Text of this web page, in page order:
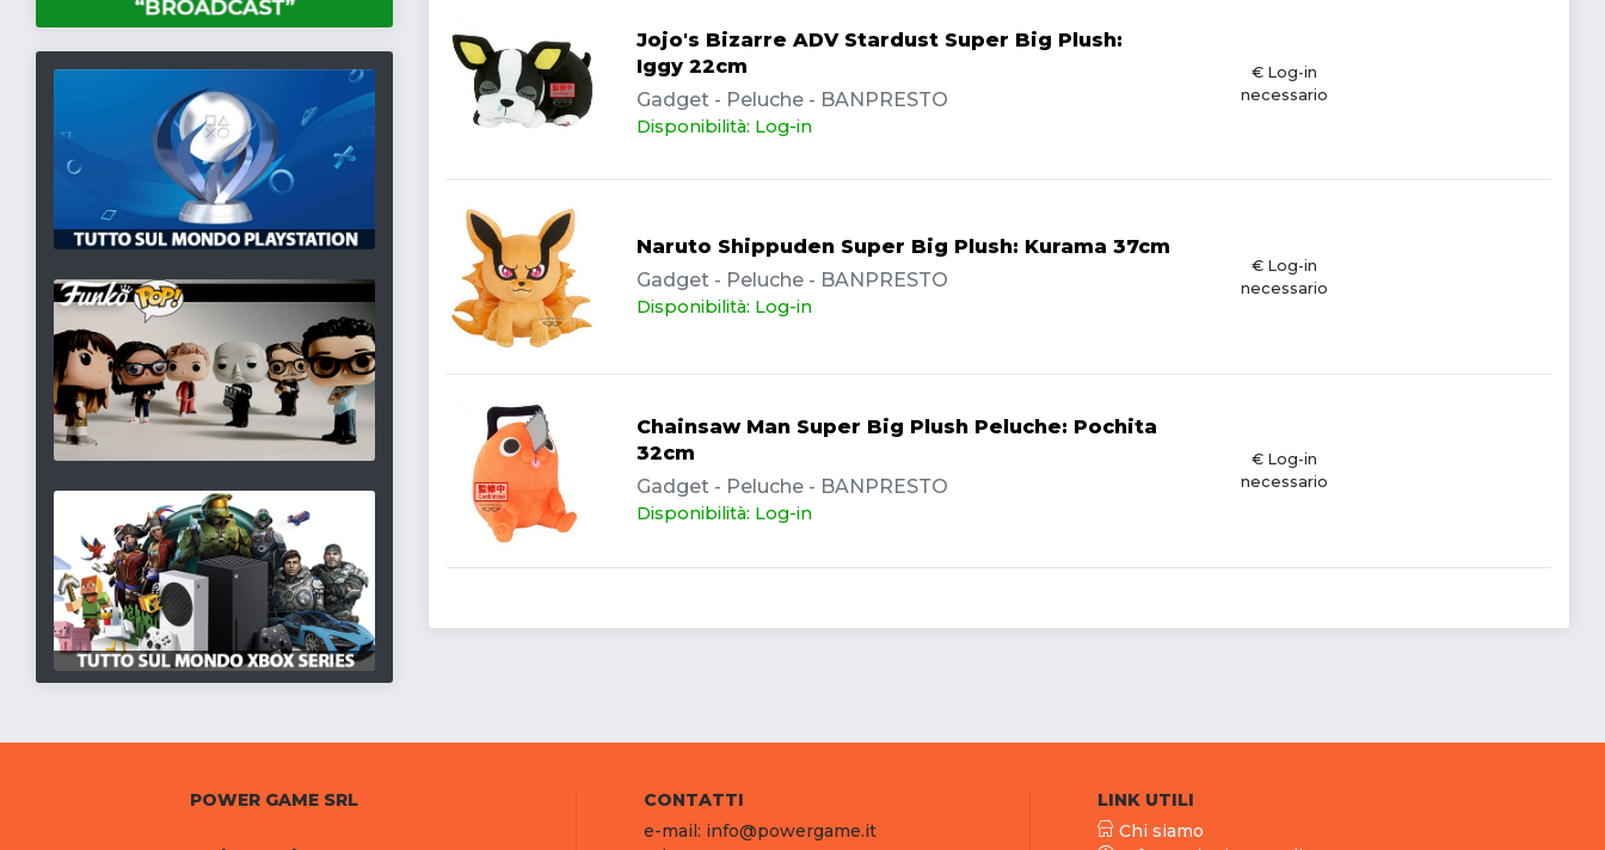
Jojo's Bizarre ADV Stardust Super Big Plush:
Iggy 22cm
Gadget - Peluche - BANPRESTO
Disponibilità: Log-in
€ Log-in
necessario
Naruto Shippuden Super Big Plush: Kurama 37cm
Gadget - Peluche - BANPRESTO
Disponibilità: Log-in
€ Log-in
necessario
Chainsaw Man Super Big Plush Peluche: Pochita
32cm
Gadget - Peluche - BANPRESTO
Disponibilità: Log-in
€ Log-in
necessario
POWER GAME SRL
CONTATTI
e-mail: info@powergame.it
LINK UTILI
Chi siamo